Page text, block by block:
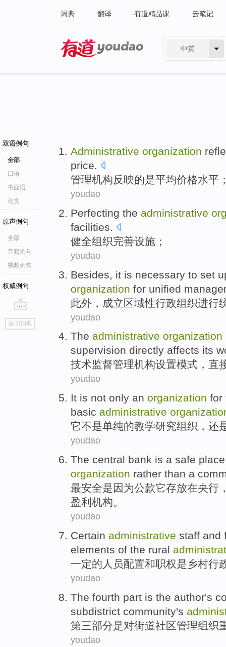
词典 翻译 有道精品课 云笔记
中英
双语例句
全部
口语
书面语
论文
原声例句
全部
音频例句
视频例句
权威例句
go
top
返回词典
Administrative organization
price.
管理机构反映的是平均价格水平
youdao
Perfecting the administrative
facilities.
健全组织完善设施 ；
youdao
Besides it is necessary to set
organization for unified
此外 ， 成立 区域性行政组织进行
youdao
The administrative organization
supervision directly affects its
技术监督管理机构设置模式 ， 直
youdao
It is not only an organization for
basic administrative
它不是单纯的教学研究组织 ，还
youdao
The central bank is a safe
organization rather than a
最安全是因为公款它存放在央行
盈利 机构。
youdao
Certain administrative staff and
elements of the rural
一定的 人员配置和职权是乡村行
youdao
The fourth part is the author's
subdistrict community's
第三部分是对街道社区管理组织
youdao